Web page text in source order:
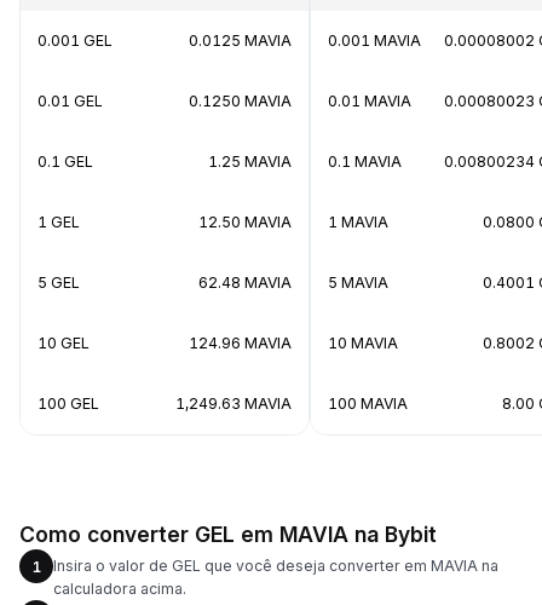
0.001 GEL 0.0125 MAVIA
0.01 GEL 0.1250 MAVIA
0.1 GEL 1.25 MAVIA
1 GEL 12.50 MAVIA
5 GEL 62.48 MAVIA
10 GEL 124.96 MAVIA
100 GEL 1,249.63 MAVIA
0.001 MAVIA 0.00008002
0.01 MAVIA 0.00080023
0.1 MAVIA 0.00800234
1 MAVIA 0.0800
5 MAVIA 0.4001
10 MAVIA 0.8002
100 MAVIA 8.00
Como converter GEL em MAVIA na Bybit
1
Insira o valor de GEL que você deseja converter em MAVIA na
calculadora acima.